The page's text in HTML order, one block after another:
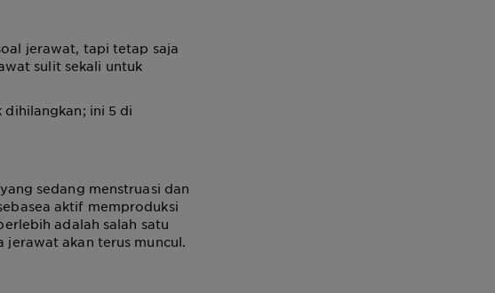
jerawat, tapi tetap saja
sulit sekali untuk
ini 5 di
sedang menstruasi dan
aktif memproduksi
adalah salah satu
jerawat akan terus muncul.